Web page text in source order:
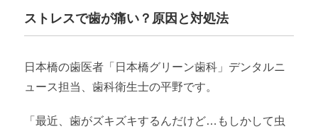
ストレスで歯が痛い？原因と対処法
日本橋の歯医者「日本橋グリーン歯科」デンタルニ
ュース担当、歯科衛生士の平野です。
「最近、歯がズキズキするんだけど…もしかして虫